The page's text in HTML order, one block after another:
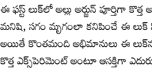
ఈ ఫస్ట్ లుక్‌లో అల్లు అర్జున్ పూర్తిగా
మనిషి, సగం మృగంలా కనిపించే ఈ
అయితే కొంతమంది అభిమానులు ఈ
కొత్త ఎక్స్‌పెరిమెంట్ అంటూ ఆసక్తిగా